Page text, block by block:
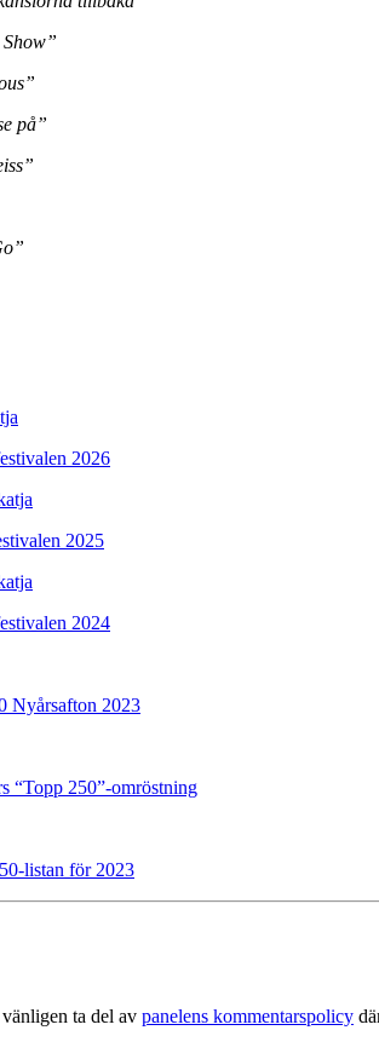
på”
2026
2025
2024
Nyårsafton 2023
“Topp 250”-omröstning
listan för 2023
ta del av panelens kommentarspolicy